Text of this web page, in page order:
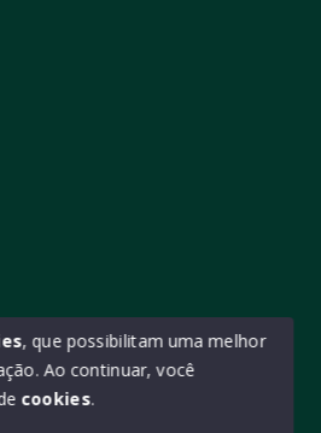
consultoria imobiliária • creci
, que possibilitam uma melhor
Ao continuar, você
cookies.